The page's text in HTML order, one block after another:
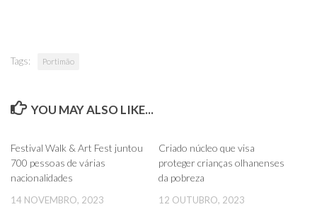
Tags: Portimão
YOU MAY ALSO LIKE...
Festival Walk & Art Fest juntou
700 pessoas de várias
nacionalidades
14 NOVEMBRO, 2023
Criado núcleo que visa
proteger crianças olhanenses
da pobreza
12 OUTUBRO, 2023